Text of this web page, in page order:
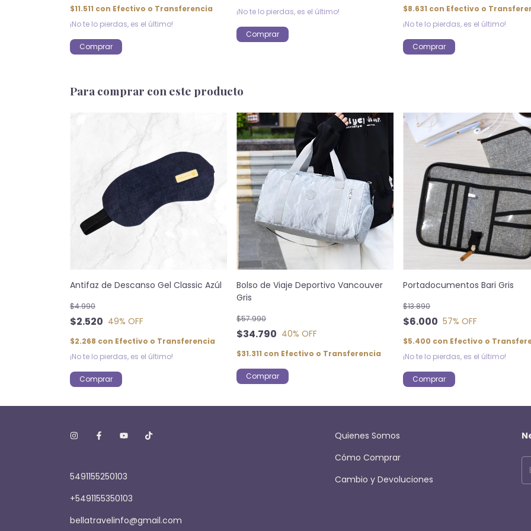
$11.511 con Efectivo o Transferencia
¡No te lo pierdas, es el último!
Comprar
¡No te lo pierdas, es el último!
Comprar
$8.631 con Efectivo o
¡No te lo pierdas, es el último!
Para comprar con este producto
Antifaz de Descanso Gel Classic Azúl
$2.520
$4.990
49% OFF
$2.268 con Efectivo o Transferencia
¡No te lo pierdas, es el último!
Comprar
Bolso de Viaje Deportivo Vancouver
Gris
$34.790
$57.990
40% OFF
$31.311 con Efectivo o Transferencia
Portadocumentos Bari Gris
$6.000
$13.890
57% OFF
$5.400 con Efectivo o
¡No te lo pierdas, es el último!
Comprar
5491155250103
+5491155350103
bellatravelinfo@gmail.com
Quienes Somos
Cómo Comprar
Cambio y Devoluciones